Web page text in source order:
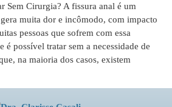
Sem Cirurgia? A fissura anal é um
muita dor e incômodo, com impacto
pessoas que sofrem com essa
é possível tratar sem a necessidade de
na maioria dos casos, existem